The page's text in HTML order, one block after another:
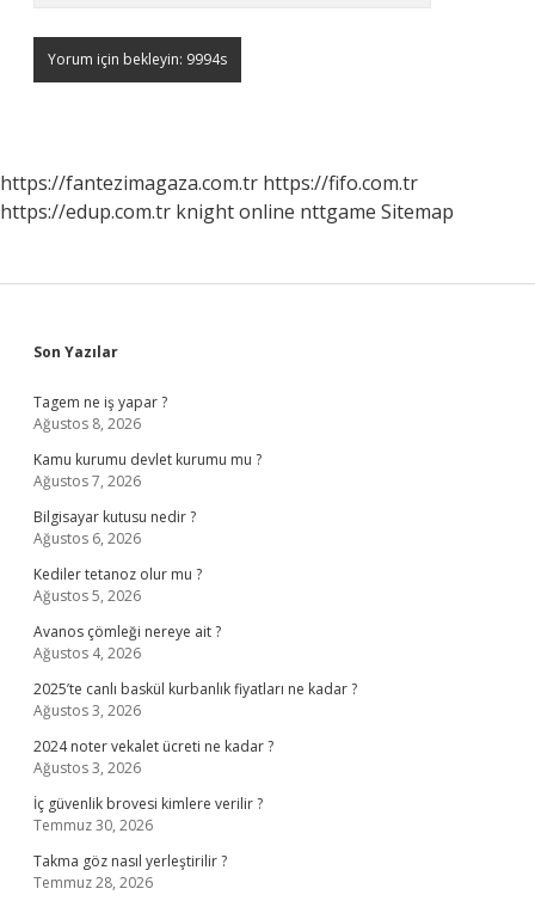
https://fantezimagaza.com.tr https://fifo.com.tr
https://edup.com.tr knight online nttgame Sitemap
Sidebar
Son Yazılar
Tagem ne iş yapar ?
Ağustos 8, 2026
Kamu kurumu devlet kurumu mu ?
Ağustos 7, 2026
Bilgisayar kutusu nedir ?
Ağustos 6, 2026
Kediler tetanoz olur mu ?
Ağustos 5, 2026
Avanos çömleği nereye ait ?
Ağustos 4, 2026
2025’te canlı baskül kurbanlık fiyatları ne kadar ?
Ağustos 3, 2026
2024 noter vekalet ücreti ne kadar ?
Ağustos 3, 2026
İç güvenlik brovesi kimlere verilir ?
Temmuz 30, 2026
Takma göz nasıl yerleştirilir ?
Temmuz 28, 2026